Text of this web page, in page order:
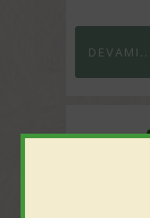
DEVAMI...
ÇİFTLİĞİN